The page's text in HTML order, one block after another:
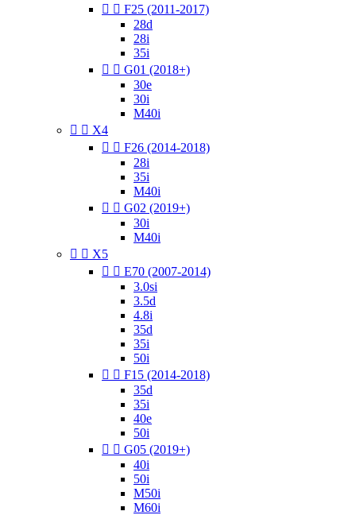
  F25 (2011-2017)
28d
28i
35i
  G01 (2018+)
30e
30i
M40i
  X4
  F26 (2014-2018)
28i
35i
M40i
  G02 (2019+)
30i
M40i
  X5
  E70 (2007-2014)
3.0si
3.5d
4.8i
35d
35i
50i
  F15 (2014-2018)
35d
35i
40e
50i
  G05 (2019+)
40i
50i
M50i
M60i